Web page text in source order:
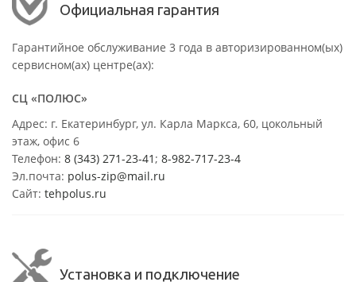
Официальная гарантия
Гарантийное обслуживание 3 года в авторизированном(ых)
сервисном(ах) центре(ах):
СЦ «ПОЛЮС»
Адрес: г. Екатеринбург, ул. Карла Маркса, 60, цокольный
этаж, офис 6
Телефон: 8 (343) 271-23-41 ; 8-982-717-23-4
Эл.почта: polus-zip@mail.ru
Сайт: tehpolus.ru
Установка и подключение